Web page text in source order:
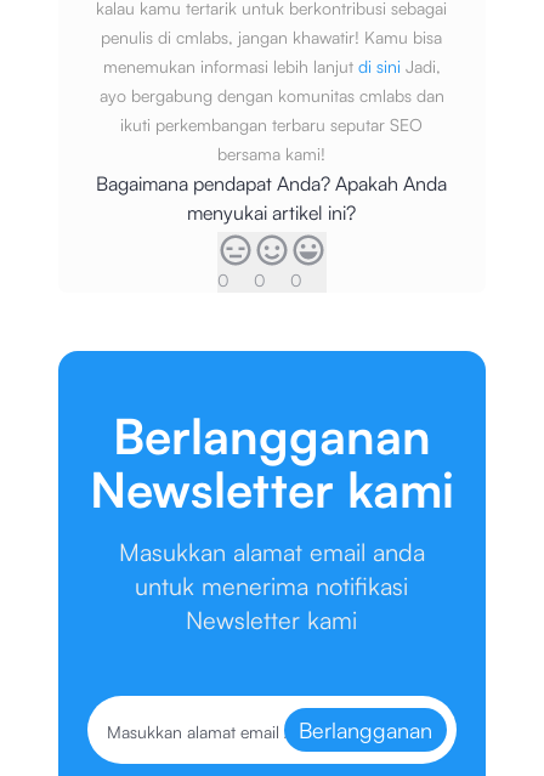
kalau kamu tertarik untuk berkontribusi sebagai
penulis di cmlabs, jangan khawatir! Kamu bisa
menemukan informasi lebih lanjut di sini Jadi,
ayo bergabung dengan komunitas cmlabs dan
ikuti perkembangan terbaru seputar SEO
bersama kami!
Bagaimana pendapat Anda? Apakah Anda
menyukai artikel ini?
0 0 0
Berlangganan
Newsletter kami
Masukkan alamat email anda
untuk menerima notifikasi
Newsletter kami
Berlangganan